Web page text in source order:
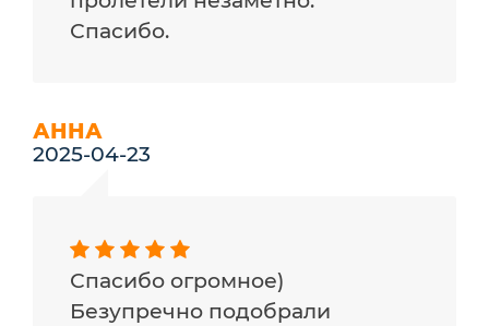
Спасибо.
АННА
2025-04-23
Спасибо огромное)
Безупречно подобрали